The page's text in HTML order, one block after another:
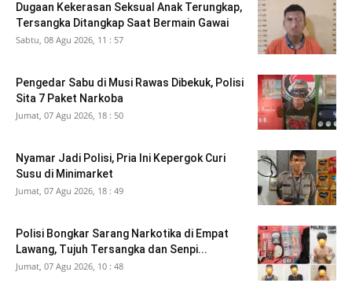
Dugaan Kekerasan Seksual Anak Terungkap,
Tersangka Ditangkap Saat Bermain Gawai
Sabtu, 08 Agu 2026, 11 : 57
Pengedar Sabu di Musi Rawas Dibekuk, Polisi
Sita 7 Paket Narkoba
Jumat, 07 Agu 2026, 18 : 50
Nyamar Jadi Polisi, Pria Ini Kepergok Curi
Susu di Minimarket
Jumat, 07 Agu 2026, 18 : 49
Polisi Bongkar Sarang Narkotika di Empat
Lawang, Tujuh Tersangka dan Senpi...
Jumat, 07 Agu 2026, 10 : 48